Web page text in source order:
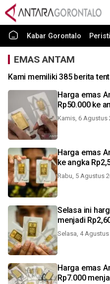
Kabar Gorontalo
EMAS ANTAM
Kami memiliki 385 berita
Harga emas
Rp50.000 ke
Kamis, 6 Agustus
Harga emas
ke angka
Rabu, 5 Agustus
Selasa ini
menjadi
Selasa, 4 Agustus
Harga emas
Rp7.000